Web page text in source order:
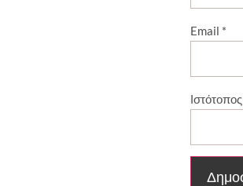
Email *
Ιστότοπος